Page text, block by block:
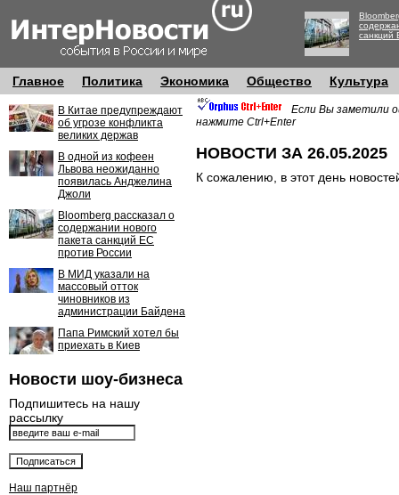
санкций
Главное Политика Экономика Общество Культура
В Китае предупреждают
об угрозе конфликта
великих держав
В одной из кофеен
Львова неожиданно
появилась Анджелина
Джоли
Bloomberg рассказал о
содержании нового
пакета санкций ЕС
против России
В МИД указали на
массовый отток
чиновников из
администрации Байдена
Папа Римский хотел бы
приехать в Киев
Новости шоу-бизнеса
Подпишитесь на нашу
рассылку
Наш партнёр
Если Вы заметили
нажмите Ctrl+Enter
НОВОСТИ ЗА 26.05.2025
К сожалению, в этот день